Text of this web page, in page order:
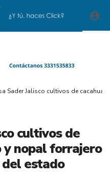
Sader Jalisco cultivos de
cultivos de
y nopal forrajero
estado